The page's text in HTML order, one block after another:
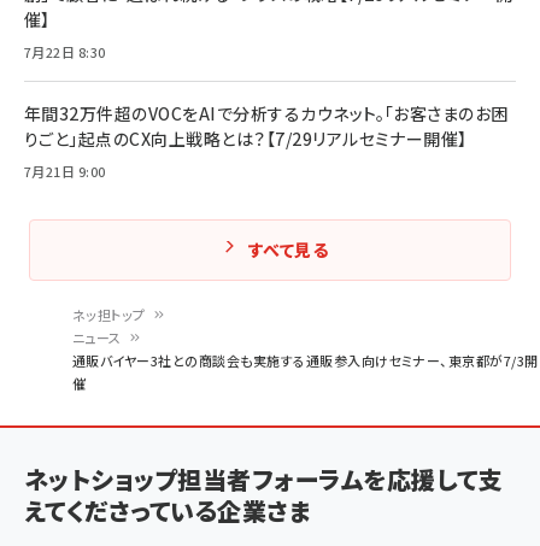
く
ず
ネッ担トップ
ニュース
通販バイヤー3社との商談会も実施する通販参入向けセミナー、東京都が7/3開
催
催】
7月22日 8:30
年間32万件超のVOCをAIで分析するカウネット。「お客さまのお困
りごと」起点のCX向上戦略とは？【7/29リアルセミナー開催】
7月21日 9:00
すべて見る
ネットショップ担当者フォーラムを応援して支
えてくださっている企業さま